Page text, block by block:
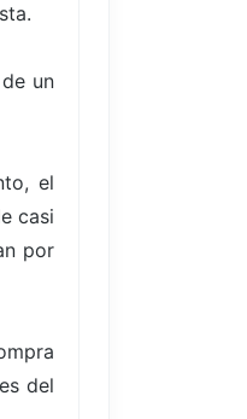
un
el
casi
por
del